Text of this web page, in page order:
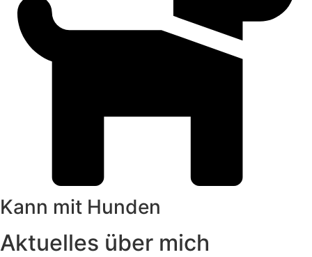
Kann mit Hunden
Aktuelles über mich